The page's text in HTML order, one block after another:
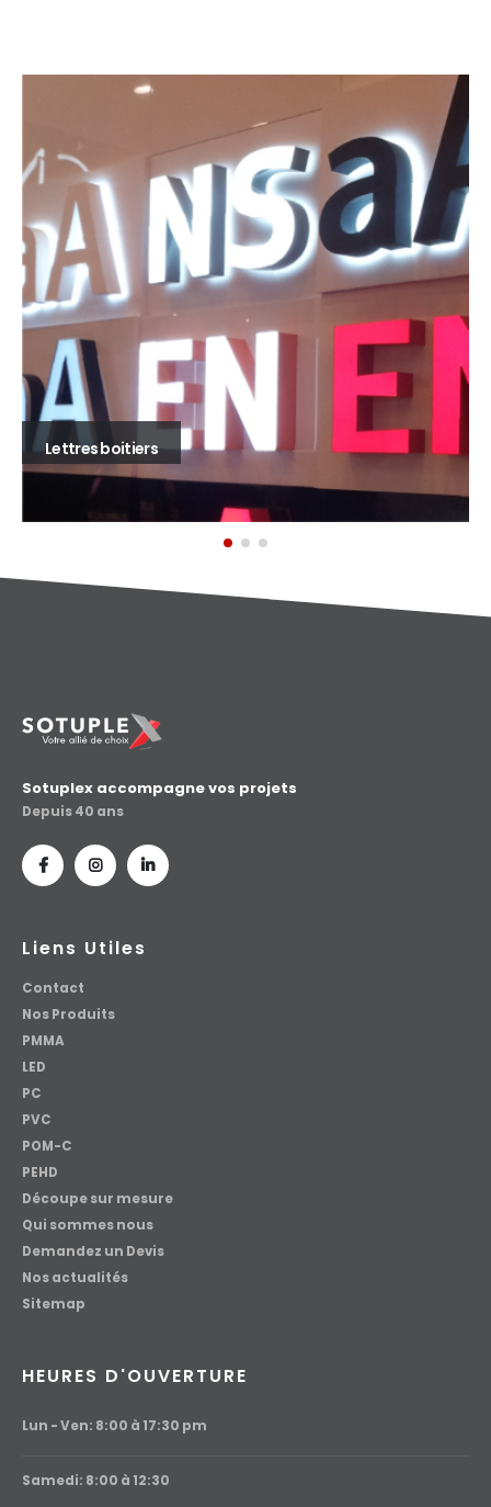
Caissons lumineux
Sotuplex accompagne vos projets
Depuis 40 ans
Liens Utiles
Contact
Nos Produits
PMMA
LED
PC
PVC
POM-C
PEHD
Découpe sur mesure
Qui sommes nous
Demandez un Devis
Nos actualités
Sitemap
HEURES D'OUVERTURE
Lun - Ven: 8:00 à 17:30 pm
Samedi: 8:00 à 12:30